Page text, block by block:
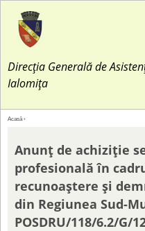
Direcția Generală de
Ialomița
ş
Acasă ›
Anunț de achiziție
profesională în
recunoaștere și
din Regiunea Sud-
POSDRU/118/6.2/G/